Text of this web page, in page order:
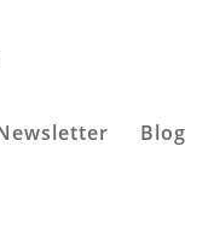
Blog